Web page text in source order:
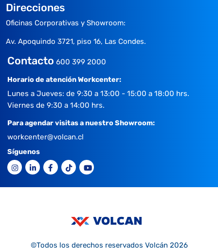
Direcciones
Oficinas Corporativas y Showroom:
Av. Apoquindo 3721, piso 16, Las Condes.
Contacto 600 399 2000
Horario de atención Workcenter:
Lunes a Jueves: de 9:30 a 13:00 - 15:00 a 18:00 hrs.
Viernes de 9:30 a 14:00 hrs.
Para agendar visitas a nuestro Showroom:
workcenter@volcan.cl
Síguenos
©Todos los derechos reservados Volcán 2026